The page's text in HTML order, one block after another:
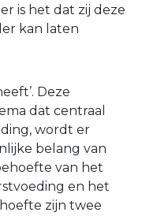
is het dat zij deze
kan laten
Deze
dat centraal
wordt er
belang van
van het
en het
zijn twee